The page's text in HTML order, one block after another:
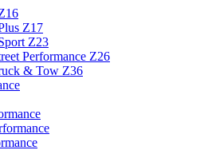
Z17
Z23
Performance Z26
& Tow Z36